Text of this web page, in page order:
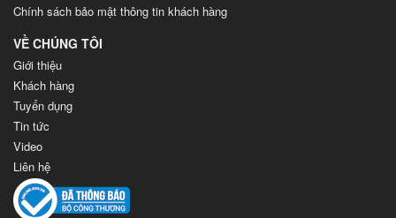
Chính sách bảo mật thông tin khách hàng
VỀ CHÚNG TÔI
Giới thiệu
Khách hàng
Tuyển dụng
Tin tức
Video
Liên hệ